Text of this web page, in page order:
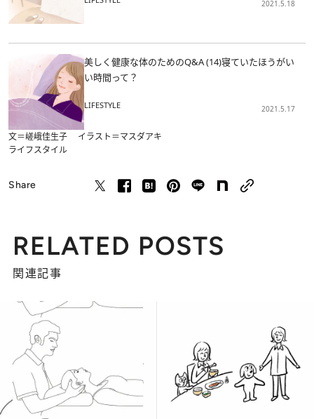
2021.5.18
美しく健康な体のためのQ&A (14)寝ていたほうがい
い時間って？
LIFESTYLE 2021.5.17
文＝嵯峨佳生子 イラスト＝マスダアキ
ライフスタイル
Share
RELATED POSTS
関連記事